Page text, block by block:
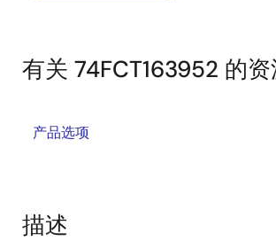
有关 74FCT163952 的
产品选项
描述